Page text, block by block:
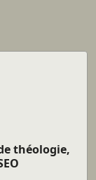
théologie,